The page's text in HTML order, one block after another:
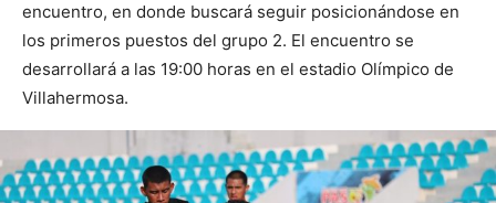
encuentro, en donde buscará seguir posicionándose en
los primeros puestos del grupo 2. El encuentro se
desarrollará a las 19:00 horas en el estadio Olímpico de
Villahermosa.